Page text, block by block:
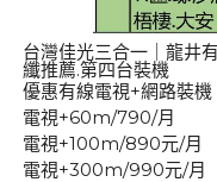
台灣佳光三合一｜龍井
纖推薦.第四台裝機
優惠有線電視+網路裝機
電視+60m/790/月
電視+100m/890元/月
電視+300m/990元/月